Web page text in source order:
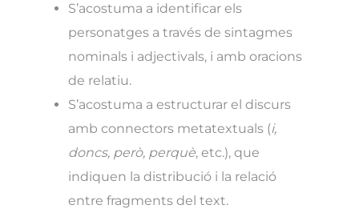
S’acostuma a identificar els
personatges a través de sintagmes
nominals i adjectivals, i amb oracions
de relatiu.
S’acostuma a estructurar el discurs
amb connectors metatextuals (i,
doncs, però, perquè, etc.), que
indiquen la distribució i la relació
entre fragments del text.